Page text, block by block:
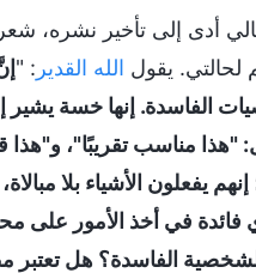
أدى إلى تأخير نشره،
يقول الله القدير : "
إنها خسة يشير
"هذا مناسب تقريبًا"،
يفعلون الأشياء بلا
فائدة في أخذ الأمور على
الفاسدة؟ هل تعتبر